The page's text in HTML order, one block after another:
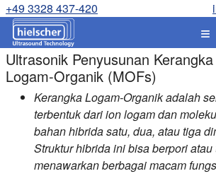
+49 3328 437-420
Ultrasonik Penyusunan
Logam-Organik (MOFs)
Kerangka Logam-Organik adalah
terbentuk dari ion logam dan
bahan hibrida satu, dua, atau tiga
Struktur hibrida ini bisa berpori
menawarkan berbagai macam